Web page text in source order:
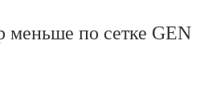
меньше по сетке GEN